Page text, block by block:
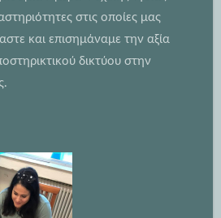
στις οποίες μας
και επισημάναμε την αξία
δικτύου στην